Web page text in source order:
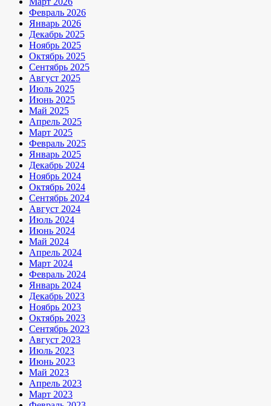
Февраль 2026
Январь 2026
Декабрь 2025
Ноябрь 2025
Октябрь 2025
Сентябрь 2025
Август 2025
Июль 2025
Июнь 2025
Май 2025
Апрель 2025
Март 2025
Февраль 2025
Январь 2025
Декабрь 2024
Ноябрь 2024
Октябрь 2024
Сентябрь 2024
Август 2024
Июль 2024
Июнь 2024
Май 2024
Апрель 2024
Март 2024
Февраль 2024
Январь 2024
Декабрь 2023
Ноябрь 2023
Октябрь 2023
Сентябрь 2023
Август 2023
Июль 2023
Июнь 2023
Май 2023
Апрель 2023
Март 2023